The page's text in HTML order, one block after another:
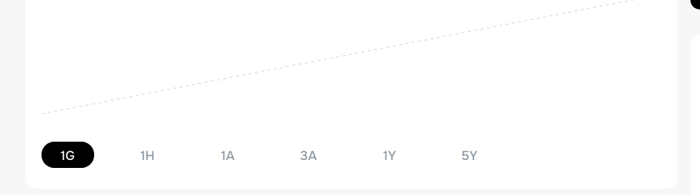
1G 1H 1A 3A 1Y 5Y